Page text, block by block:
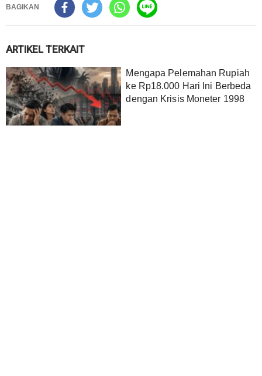
BAGIKAN
ARTIKEL TERKAIT
Mengapa Pelemahan Rupiah
ke Rp18.000 Hari Ini Berbeda
dengan Krisis Moneter 1998